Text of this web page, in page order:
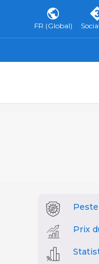
FR (Global)
Prix